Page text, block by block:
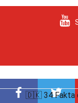
🇩🇰 34 Fakta